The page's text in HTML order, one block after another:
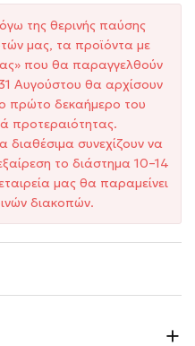
της θερινής παύσης
μας, τα προϊόντα με
που θα παραγγελθούν
Αυγούστου θα αρχίσουν
πρώτο δεκαήμερο του
προτεραιότητας.
διαθέσιμα συνεχίζουν να
το διάστημα 10–14
μας θα παραμείνει
διακοπών.